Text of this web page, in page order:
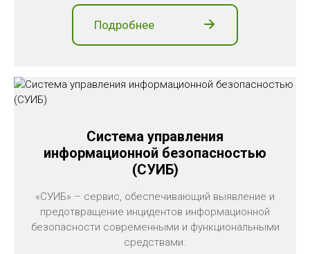
Подробнее
Система управления
информационной безопасностью
(СУИБ)
«СУИБ» – сервис, обеспечивающий выявление и
предотвращение инцидентов информационной
безопасности современными и функциональными
средствами.